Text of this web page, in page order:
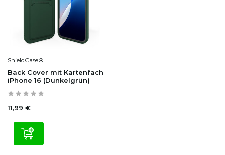
ShieldCase®
Back Cover mit Kartenfach
iPhone 16 (Dunkelgrün)
11,99 €